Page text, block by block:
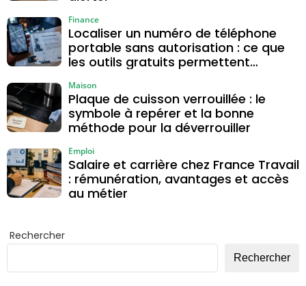
Localiser un numéro de téléphone
portable sans autorisation : ce que
les outils gratuits permettent
Finance
Plaque de cuisson verrouillée : le
symbole à repérer et la bonne
méthode pour la déverrouiller
Maison
Salaire et carrière chez France Travail
: rémunération, avantages et accès
au métier
Emploi
Rechercher
Rechercher